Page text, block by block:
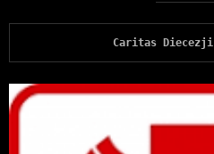
Caritas Diecezji